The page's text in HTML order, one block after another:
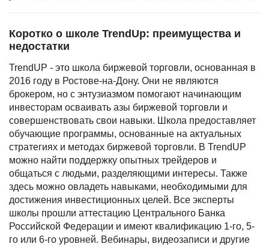
Коротко о школе TrendUp: преимущества и
недостатки
TrendUP - это школа биржевой торговли, основанная в
2016 году в Ростове-на-Дону. Они не являются
брокером, но с энтузиазмом помогают начинающим
инвесторам осваивать азы биржевой торговли и
совершенствовать свои навыки. Школа предоставляет
обучающие программы, основанные на актуальных
стратегиях и методах биржевой торговли. В TrendUP
можно найти поддержку опытных трейдеров и
общаться с людьми, разделяющими интересы. Также
здесь можно овладеть навыками, необходимыми для
достижения инвестиционных целей. Все эксперты
школы прошли аттестацию Центрального Банка
Российской Федерации и имеют квалификацию 1-го, 5-
го или 6-го уровней. Вебинары, видеозаписи и другие
Акции и промокоды
Рейтинг онлайн-школ